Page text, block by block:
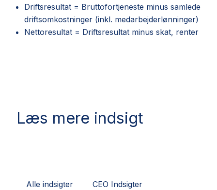
Driftsresultat = Bruttofortjeneste minus samlede
driftsomkostninger (inkl. medarbejderlønninger)
Nettoresultat = Driftsresultat minus skat, renter
Læs mere indsigt
Alle indsigter CEO Indsigter